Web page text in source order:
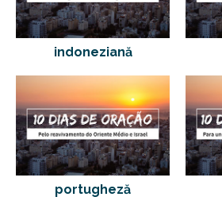
indoneziană
portugheză